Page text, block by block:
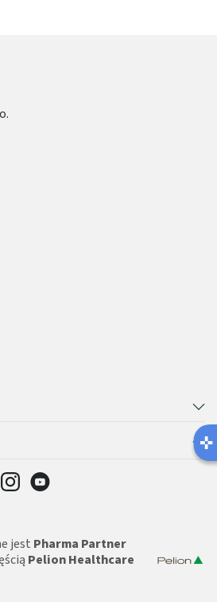
jest Pharma Partner
Pelion Healthcare